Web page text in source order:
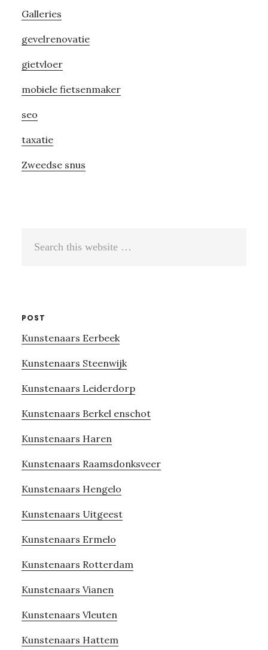
Galleries
gevelrenovatie
gietvloer
mobiele fietsenmaker
seo
taxatie
Zweedse snus
POST
Kunstenaars Eerbeek
Kunstenaars Steenwijk
Kunstenaars Leiderdorp
Kunstenaars Berkel enschot
Kunstenaars Haren
Kunstenaars Raamsdonksveer
Kunstenaars Hengelo
Kunstenaars Uitgeest
Kunstenaars Ermelo
Kunstenaars Rotterdam
Kunstenaars Vianen
Kunstenaars Vleuten
Kunstenaars Hattem